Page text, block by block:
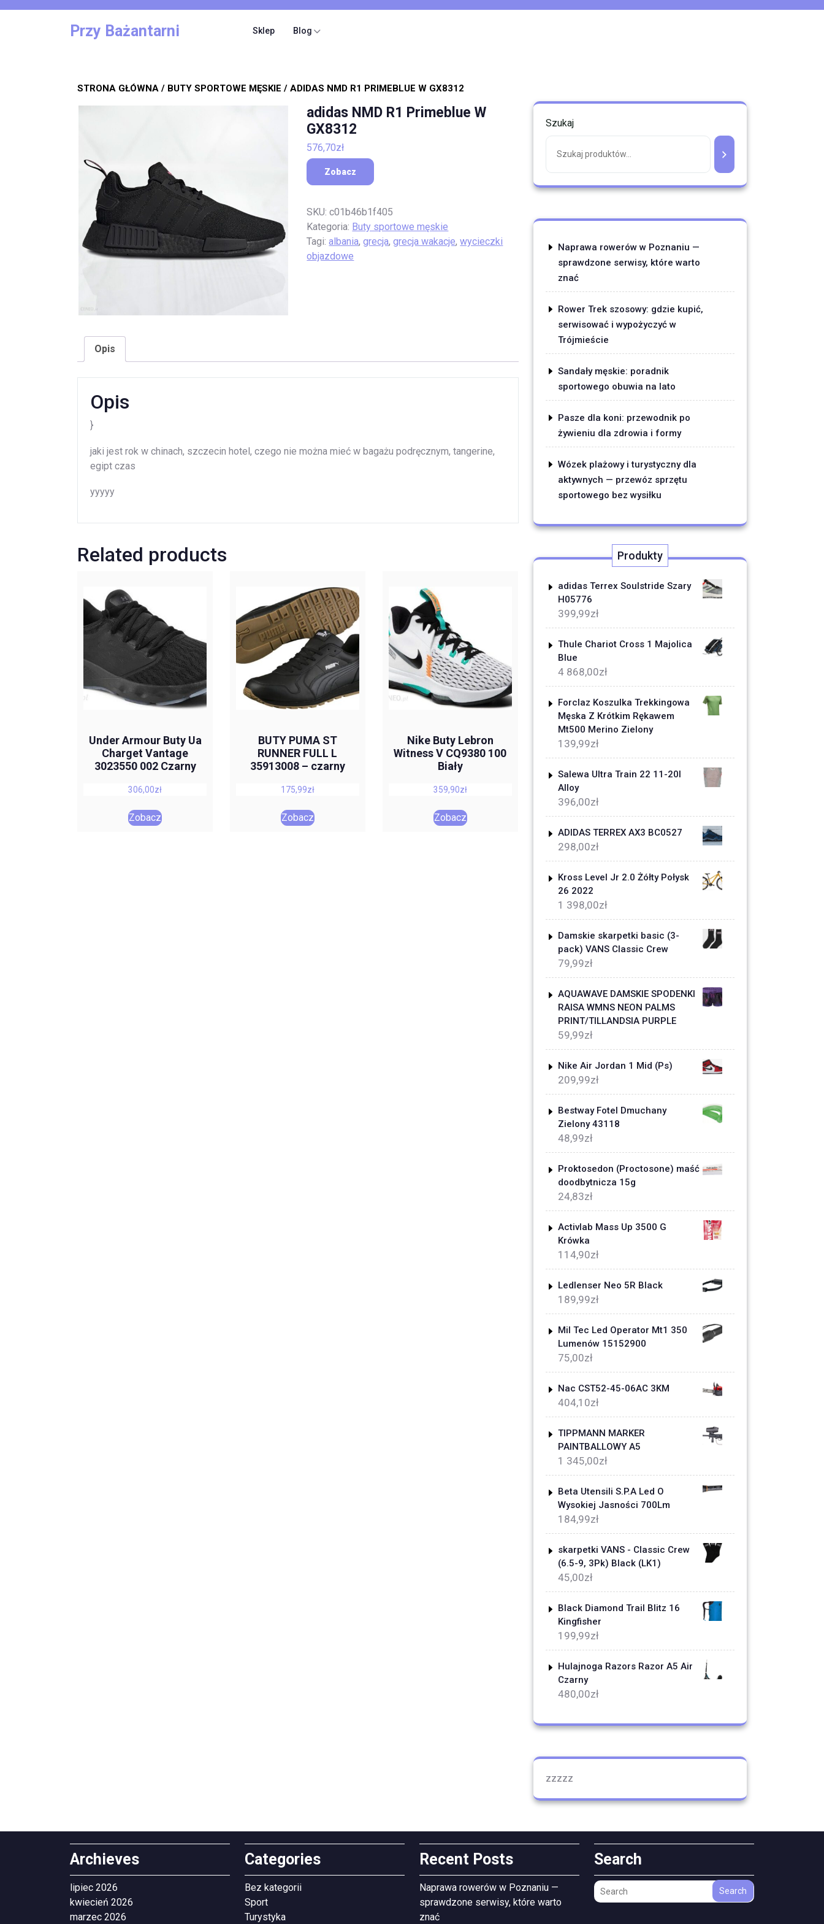
Przy Bażantarni Sklep Blog
STRONA GŁÓWNA / BUTY SPORTOWE MĘSKIE / ADIDAS NMD R1 PRIMEBLUE W GX8312
adidas NMD R1 Primeblue W
GX8312
576,70zł
Zobacz
SKU:c01b46b1f405
Kategoria: Buty sportowe męskie
Tagi:albania,grecja,grecja wakacje,wycieczki
objazdowe
Opis
Opis
}
jaki jest rok w chinach, szczecin hotel, czego nie można mieć w bagażu podręcznym, tangerine,
egipt czas
yyyyy
Related products
Under Armour Buty Ua
Charget Vantage
3023550 002 Czarny
306,00zł
Zobacz
BUTY PUMA ST
RUNNER FULL L
35913008 – czarny
175,99zł
Zobacz
Nike Buty Lebron
Witness V CQ9380 100
Biały
359,90zł
Zobacz
Szukaj
Naprawa rowerów w Poznaniu —
sprawdzone serwisy, które warto
znać
Rower Trek szosowy: gdzie kupić,
serwisować i wypożyczyć w
Trójmieście
Sandały męskie: poradnik
sportowego obuwia na lato
Pasze dla koni: przewodnik po
żywieniu dla zdrowia i formy
Wózek plażowy i turystyczny dla
aktywnych — przewóz sprzętu
sportowego bez wysiłku
Produkty
adidas Terrex Soulstride Szary
H05776
399,99zł
Thule Chariot Cross 1 Majolica
Blue
4 868,00zł
Forclaz Koszulka Trekkingowa
Męska Z Krótkim Rękawem
Mt500 Merino Zielony
139,99zł
Salewa Ultra Train 22 11-20l
Alloy
396,00zł
ADIDAS TERREX AX3 BC0527
298,00zł
Kross Level Jr 2.0 Żółty Połysk
26 2022
1 398,00zł
Damskie skarpetki basic (3-
pack) VANS Classic Crew
79,99zł
AQUAWAVE DAMSKIE SPODENKI
RAISA WMNS NEON PALMS
PRINT/TILLANDSIA PURPLE
59,99zł
Nike Air Jordan 1 Mid (Ps)
209,99zł
Bestway Fotel Dmuchany
Zielony 43118
48,99zł
Proktosedon (Proctosone) maść
doodbytnicza 15g
24,83zł
Activlab Mass Up 3500 G
Krówka
114,90zł
Ledlenser Neo 5R Black
189,99zł
Mil Tec Led Operator Mt1 350
Lumenów 15152900
75,00zł
Nac CST52-45-06AC 3KM
404,10zł
TIPPMANN MARKER
PAINTBALLOWY A5
1 345,00zł
Beta Utensili S.P.A Led O
Wysokiej Jasności 700Lm
184,99zł
skarpetki VANS - Classic Crew
(6.5-9, 3Pk) Black (LK1)
45,00zł
Black Diamond Trail Blitz 16
Kingfisher
199,99zł
Hulajnoga Razors Razor A5 Air
Czarny
480,00zł
zzzzz
Archieves
lipiec 2026
kwiecień 2026
marzec 2026
Categories
Bez kategorii
Sport
Turystyka
Recent Posts
Naprawa rowerów w Poznaniu —
sprawdzone serwisy, które warto
znać
Search
Search